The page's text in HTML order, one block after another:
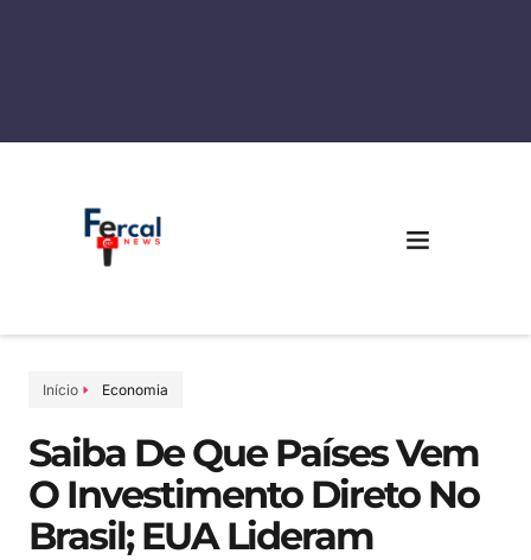
Início Economia
Saiba De Que Países Vem
O Investimento Direto No
Brasil; EUA Lideram